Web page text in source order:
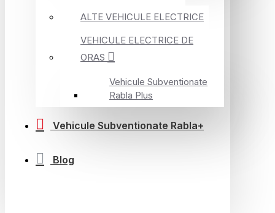
ALTE VEHICULE ELECTRICE
VEHICULE ELECTRICE DE
ORAS
Vehicule Subventionate
Rabla Plus
Vehicule Subventionate Rabla+
Blog